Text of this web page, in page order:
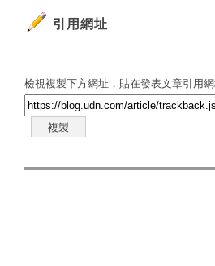
引用網址
檢視複製下方網址，貼在發表文章引用網
複製